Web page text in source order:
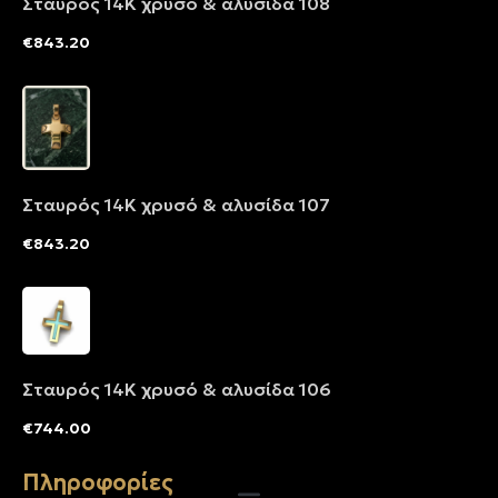
€843.20
Σταυρός 14Κ χρυσό & αλυσίδα 107
€843.20
Σταυρός 14Κ χρυσό & αλυσίδα 106
€744.00
Πληροφορίες